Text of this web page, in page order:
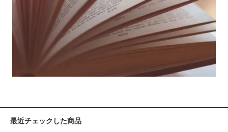
最近チェックした商品